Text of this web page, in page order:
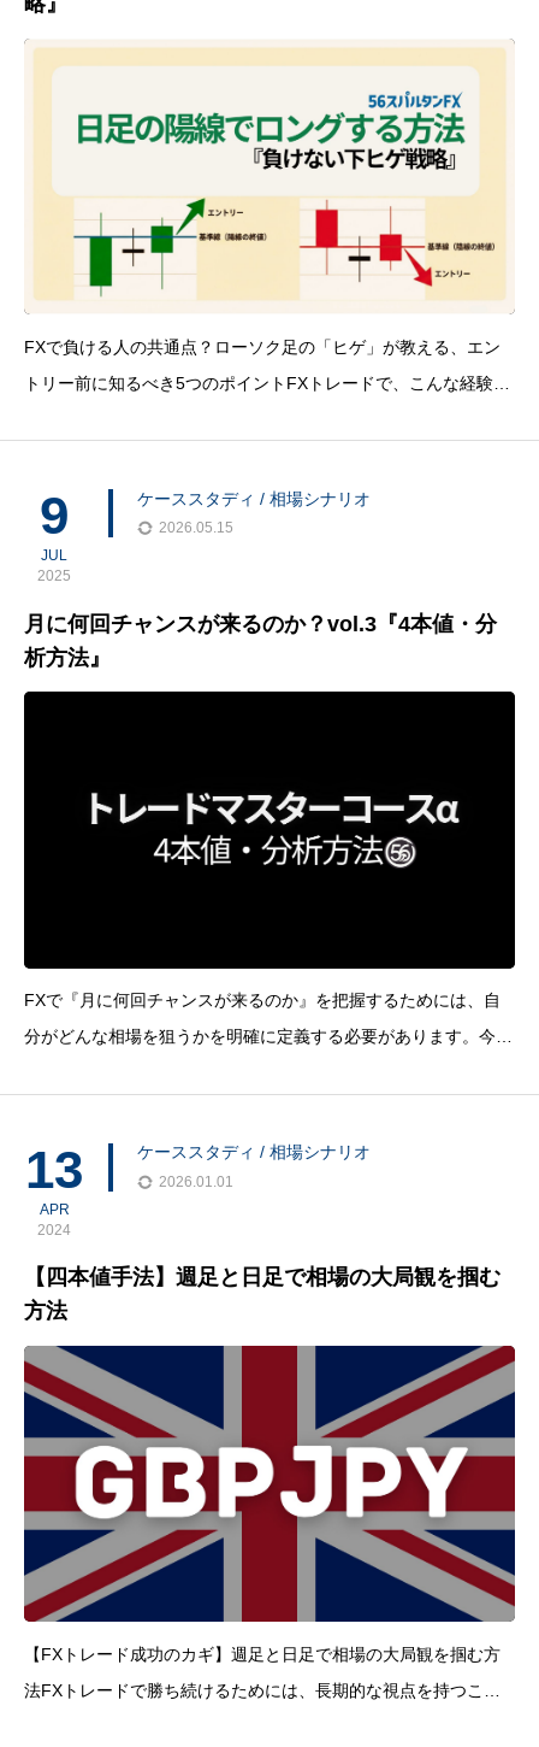
FXで負ける人の共通点？ローソク足の「ヒゲ」が教える、エン
トリー前に知るべき5つのポイントFXトレードで、こんな経験は
けなく損切りラインにヒット。そして、あなたがポジションを解
消し
9
JUL
2025
ケーススタディ / 相場シナリオ
2026.05.15
月に何回チャンスが来るのか？vol.3『4本値・分
析方法』
FXで『月に何回チャンスが来るのか』を把握するためには、自
分がどんな相場を狙うかを明確に定義する必要があります。今回
か？（以後、4本値で統一）4本値はローソク足
13
APR
2024
ケーススタディ / 相場シナリオ
2026.01.01
【四本値手法】週足と日足で相場の大局観を掴む
方法
【FXトレード成功のカギ】週足と日足で相場の大局観を掴む方
法FXトレードで勝ち続けるためには、長期的な視点を持つこと